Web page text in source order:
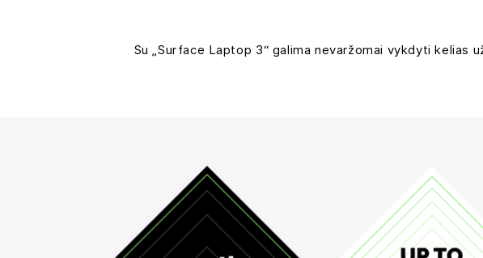
Su „Surface Laptop 3“ galima nevaržomai vykdyti